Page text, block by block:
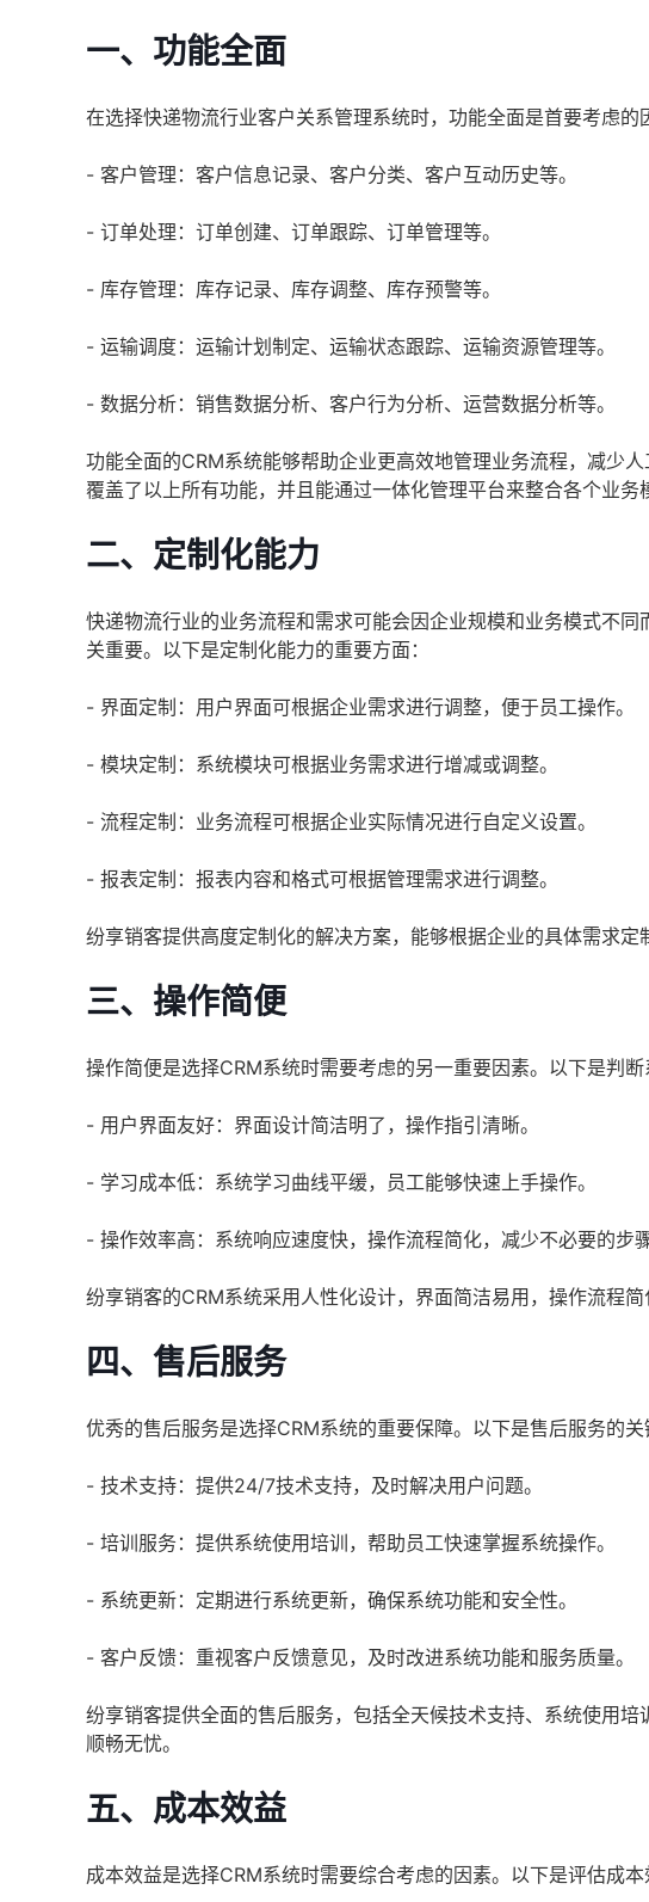
一、功能全面
在选择快递物流行业客户关系管理系统时，功能全面是首要考虑的
- 客户管理：客户信息记录、客户分类、客户互动历史等。
- 订单处理：订单创建、订单跟踪、订单管理等。
- 库存管理：库存记录、库存调整、库存预警等。
- 运输调度：运输计划制定、运输状态跟踪、运输资源管理等。
- 数据分析：销售数据分析、客户行为分析、运营数据分析等。
功能全面的CRM系统能够帮助企业更高效地管理业务流程，减少
覆盖了以上所有功能，并且能通过一体化管理平台来整合各个业务
二、定制化能力
快递物流行业的业务流程和需求可能会因企业规模和业务模式不
关重要。以下是定制化能力的重要方面：
- 界面定制：用户界面可根据企业需求进行调整，便于员工操作。
- 模块定制：系统模块可根据业务需求进行增减或调整。
- 流程定制：业务流程可根据企业实际情况进行自定义设置。
- 报表定制：报表内容和格式可根据管理需求进行调整。
纷享销客提供高度定制化的解决方案，能够根据企业的具体需求定
三、操作简便
操作简便是选择CRM系统时需要考虑的另一重要因素。以下是判断
- 用户界面友好：界面设计简洁明了，操作指引清晰。
- 学习成本低：系统学习曲线平缓，员工能够快速上手操作。
- 操作效率高：系统响应速度快，操作流程简化，减少不必要的步骤
纷享销客的CRM系统采用人性化设计，界面简洁易用，操作流程
四、售后服务
优秀的售后服务是选择CRM系统的重要保障。以下是售后服务的关
- 技术支持：提供24/7技术支持，及时解决用户问题。
- 培训服务：提供系统使用培训，帮助员工快速掌握系统操作。
- 系统更新：定期进行系统更新，确保系统功能和安全性。
- 客户反馈：重视客户反馈意见，及时改进系统功能和服务质量。
纷享销客提供全面的售后服务，包括全天候技术支持、系统使用
顺畅无忧。
五、成本效益
成本效益是选择CRM系统时需要综合考虑的因素。以下是评估成本